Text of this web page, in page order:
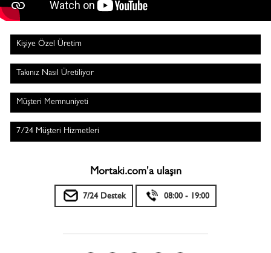
Kişiye Özel Üretim
Takınız Nasıl Üretiliyor
Müşteri Memnuniyeti
7/24 Müşteri Hizmetleri
Mortaki.com'a ulaşın
7/24 Destek 08:00 - 19:00